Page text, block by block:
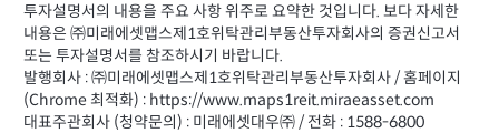
투자설명서의 내용을 주요 사항 위주로 요약한 것입니다. 보다 자세한
내용은 ㈜미래에셋맵스제1호위탁관리부동산투자회사의 증권신고서
또는 투자설명서를 참조하시기 바랍니다.
발행회사 : ㈜미래에셋맵스제1호위탁관리부동산투자회사 / 홈페이지
(Chrome 최적화) : https://www.maps1reit.miraeasset.com
대표주관회사 (청약문의) : 미래에셋대우㈜ / 전화 : 1588-6800